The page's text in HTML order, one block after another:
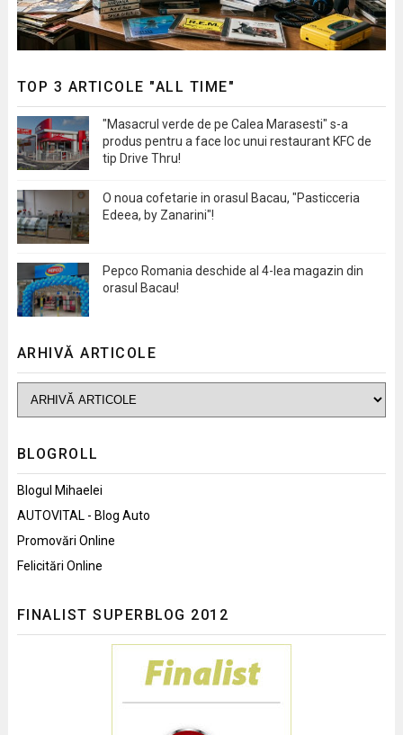
TOP 3 ARTICOLE "ALL TIME"
"Masacrul verde de pe Calea Marasesti" s-a
produs pentru a face loc unui restaurant KFC de
tip Drive Thru!
O noua cofetarie in orasul Bacau, "Pasticceria
Edeea, by Zanarini"!
Pepco Romania deschide al 4-lea magazin din
orasul Bacau!
ARHIVĂ ARTICOLE
BLOGROLL
Blogul Mihaelei
AUTOVITAL - Blog Auto
Promovări Online
Felicitări Online
FINALIST SUPERBLOG 2012